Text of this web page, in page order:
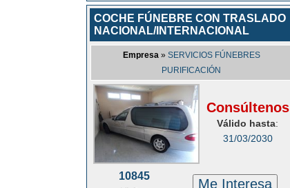
COCHE FÚNEBRE CON TRASLADO
NACIONAL/INTERNACIONAL
Empresa » SERVICIOS FÚNEBRES
PURIFICACIÓN
Consúltenos
Válido hasta:
31/03/2030
10845
Me Interesa